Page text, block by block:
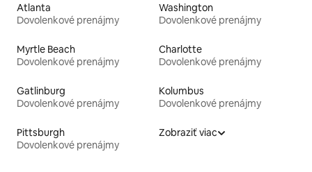
Atlanta
Dovolenkové prenájmy
Washington
Dovolenkové prenájmy
Myrtle Beach
Dovolenkové prenájmy
Charlotte
Dovolenkové prenájmy
Gatlinburg
Dovolenkové prenájmy
Kolumbus
Dovolenkové prenájmy
Pittsburgh
Dovolenkové prenájmy
Zobraziť viac